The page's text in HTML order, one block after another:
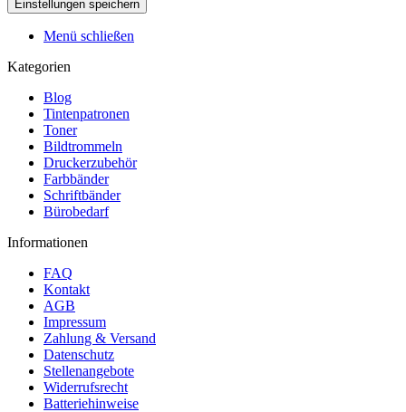
Menü schließen
Kategorien
Blog
Tintenpatronen
Toner
Bildtrommeln
Druckerzubehör
Farbbänder
Schriftbänder
Bürobedarf
Informationen
FAQ
Kontakt
AGB
Impressum
Zahlung & Versand
Datenschutz
Stellenangebote
Widerrufsrecht
Batteriehinweise